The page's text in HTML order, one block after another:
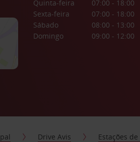
Quinta-feira
07:00 - 18:00
Sexta-feira
07:00 - 18:00
Sábado
08:00 - 13:00
Domingo
09:00 - 12:00
Drive Avis Estações